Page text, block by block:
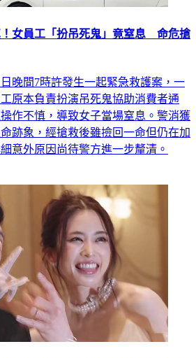
女員工「扮吊死鬼」竟窒息 命危搶
晚間7時許發生一起緊急救護案，一
原本負責扮演吊死鬼協助消費者通
作不慎，導致女子當場窒息。警消獲
跡象，經搶救後雖撿回一命但仍在加